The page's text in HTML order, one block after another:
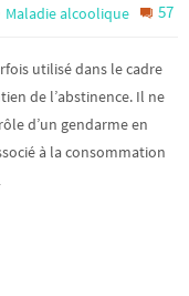
Maladie alcoolique 57
utilisé dans le cadre
de l’abstinence. Il ne
d’un gendarme en
à la consommation